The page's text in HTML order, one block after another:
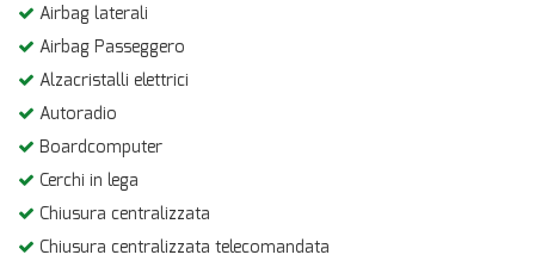
Airbag laterali
Airbag Passeggero
Alzacristalli elettrici
Autoradio
Boardcomputer
Cerchi in lega
Chiusura centralizzata
Chiusura centralizzata telecomandata